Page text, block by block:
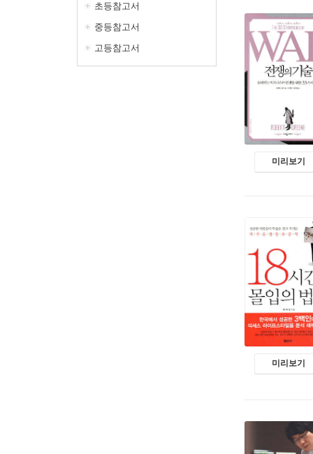
초등참고서
중등참고서
고등참고서
미리보기
미리보기